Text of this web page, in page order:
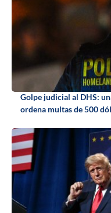
Golpe judicial al DHS:
ordena multas de 500